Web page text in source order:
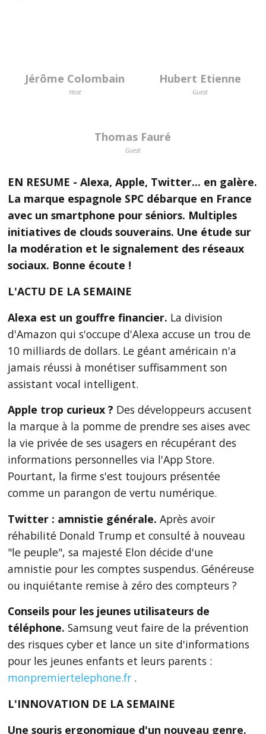
Jérôme Colombain
Host
Hubert Etienne
Guest
Thomas Fauré
Guest
EN RESUME - Alexa, Apple, Twitter... en galère.
La marque espagnole SPC débarque en France
avec un smartphone pour séniors. Multiples
initiatives de clouds souverains. Une étude sur
la modération et le signalement des réseaux
sociaux. Bonne écoute !
L'ACTU DE LA SEMAINE
Alexa est un gouffre financier. La division
d'Amazon qui s'occupe d'Alexa accuse un trou de
10 milliards de dollars. Le géant américain n'a
jamais réussi à monétiser suffisamment son
assistant vocal intelligent.
Apple trop curieux ? Des développeurs accusent
la marque à la pomme de prendre ses aises avec
la vie privée de ses usagers en récupérant des
informations personnelles via l'App Store.
Pourtant, la firme s'est toujours présentée
comme un parangon de vertu numérique.
Twitter : amnistie générale. Après avoir
réhabilité Donald Trump et consulté à nouveau
"le peuple", sa majesté Elon décide d'une
amnistie pour les comptes suspendus. Généreuse
ou inquiétante remise à zéro des compteurs ?
Conseils pour les jeunes utilisateurs de
téléphone.Samsung veut faire de la prévention
des risques cyber et lance un site d'informations
pour les jeunes enfants et leurs parents :
monpremiertelephone.fr .
L'INNOVATION DE LA SEMAINE
Une souris ergonomique d'un nouveau genre.